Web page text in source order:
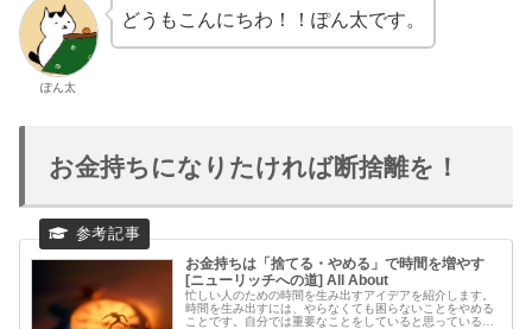
ぽん太
どうもこんにちわ！！ぽん太です。
お金持ちになりたければ断捨離を！
お金持ちは「捨てる・やめる」で時間を増やす
[ニューリッチへの道] All About
忙しい人のための時間を生み出すアイデアを紹介します。
時間を生み出すには、やらなくても困らないことをやめる
ことです。自分では重要なことをしていると思っているだ